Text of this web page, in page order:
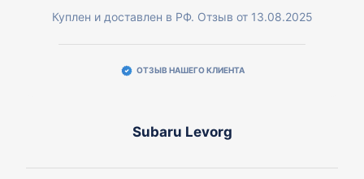
Куплен и доставлен в РФ. Отзыв от 13.08.2025
ОТЗЫВ НАШЕГО КЛИЕНТА
Subaru Levorg